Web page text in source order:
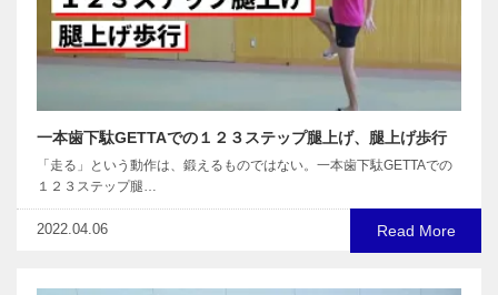
一本歯下駄GETTAでの１２３ステップ腿上げ、腿上げ歩行
「走る」という動作は、鍛えるものではない。一本歯下駄GETTAでの
１２３ステップ腿…
Read More
2022.04.06